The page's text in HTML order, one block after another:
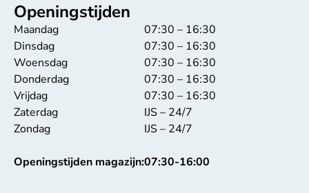
Openingstijden
Maandag
Dinsdag
Woensdag
Donderdag
Vrijdag
Zaterdag
Zondag
Openingstijden magazijn:
07:30 – 16:30
07:30 – 16:30
07:30 – 16:30
07:30 – 16:30
07:30 – 16:30
IJS – 24/7
IJS – 24/7
07:30-16:00